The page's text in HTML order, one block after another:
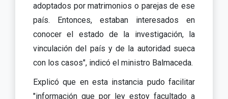
adoptados por matrimonios o parejas de ese
país. Entonces, estaban interesados en
conocer el estado de la investigación, la
vinculación del país y de la autoridad sueca
con los casos", indicó el ministro Balmaceda.
Explicó que en esta instancia pudo facilitar
"información que por ley estoy facultado a